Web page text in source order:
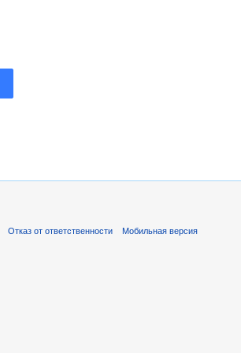
Отказ от ответственности Мобильная версия